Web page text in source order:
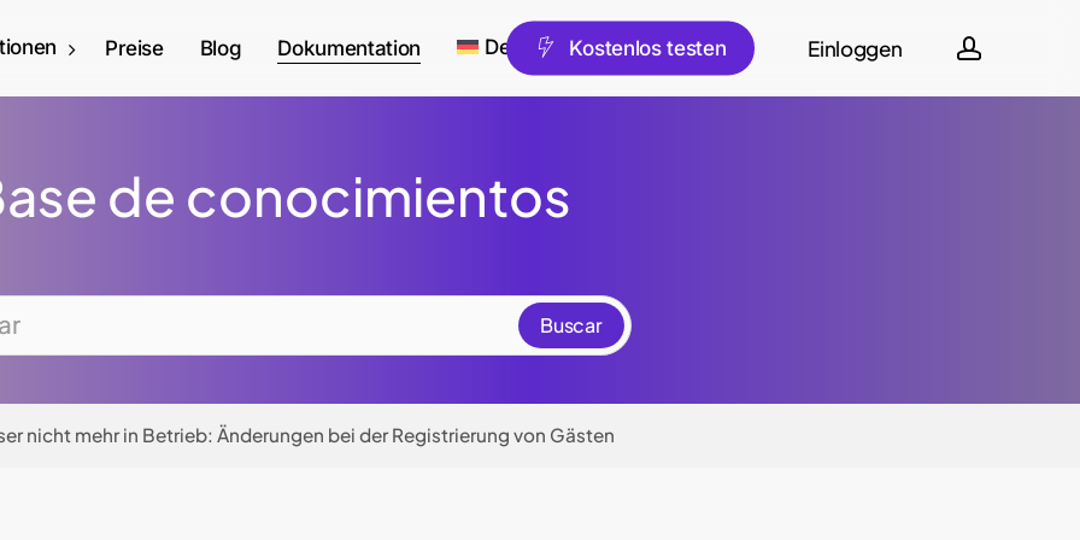
Preise Blog Dokumentation Deutsch Kostenlos testen Einloggen account
de conocimientos
nicht mehr in Betrieb: Änderungen bei der Registrierung von Gästen